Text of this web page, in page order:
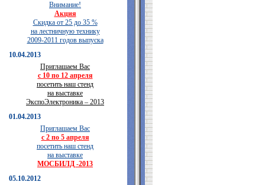
Внимание!
Акция
Скидка от 25 до 35 %
на лестничную технику
2009-2011 годов выпуска
10.04.2013
Приглашаем Вас
с 10 по 12 апреля
посетить наш стенд
на выставке
ЭкспоЭлектроника – 2013
01.04.2013
Приглашаем Вас
с 2 по 5 апреля
посетить наш стенд
на выставке
МОСБИЛД -2013
05.10.2012